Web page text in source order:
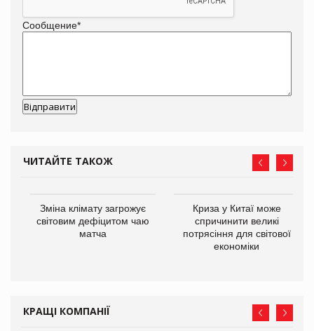
Сообщение*
ЧИТАЙТЕ ТАКОЖ
Зміна клімату загрожує
світовим дефіцитом чаю
матча
Криза у Китаї може
спричинити великі
потрясіння для світової
економіки
КРАЩІ КОМПАНІЇ